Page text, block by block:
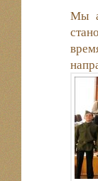
Мы